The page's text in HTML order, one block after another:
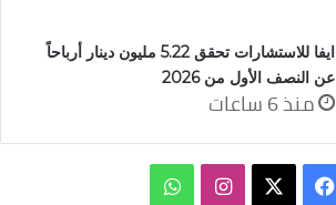
ايفا للاستشارات تحقق 5.22 مليون دينار أرباحاً
عن النصف الأول من 2026
منذ 6 ساعات
فيسبوك انستقرامواتساب